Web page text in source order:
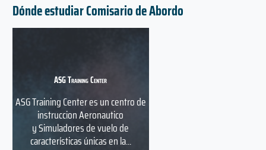
Dónde estudiar Comisario de Abordo
ASG Training Center
ASG Training Center es un centro de
instruccion Aeronautico
y Simuladores de vuelo de
características únicas en la...